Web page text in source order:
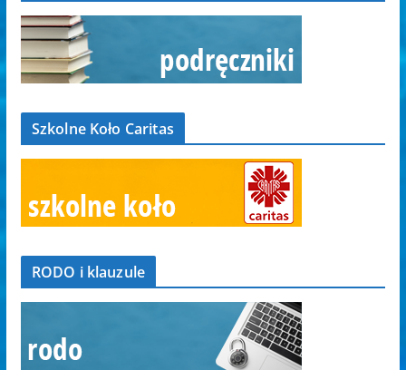
Szkolne Koło Caritas
RODO i klauzule